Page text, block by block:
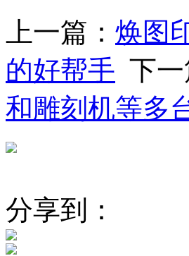
上一篇： 焕图
的好帮手 下一
和雕刻机等多
分享到：